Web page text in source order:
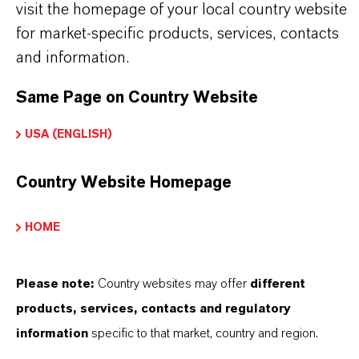
PRODUKTINFORMATIONEN
PRODUKTANWENDUNGEN
visit the homepage of your local country website
for market-specific products, services, contacts
and information.
Same Page on Country Website
USA (ENGLISH)
Country Website Homepage
HOME
Please note: Country websites may offer different
products, services, contacts and regulatory
information specific to that market, country and region.